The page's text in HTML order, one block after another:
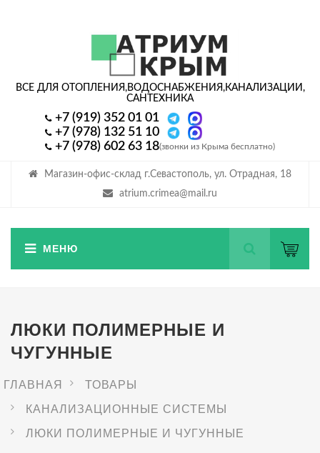
Магазин-офис-склад г.Севастополь, ул. Отрадная, 18
atrium.crimea@mail.ru
ВСЕ ДЛЯ ОТОПЛЕНИЯ,ВОДОСНАБЖЕНИЯ,КАНАЛИЗАЦИИ,
САНТЕХНИКА
+7 (919) 352 01 01
+7 (978) 132 51 10
+7 (978) 602 63 18(звонки из Крыма бесплатно)
ЛЮКИ ПОЛИМЕРНЫЕ И
ЧУГУННЫЕ
ГЛАВНАЯ
ТОВАРЫ
КАНАЛИЗАЦИОННЫЕ СИСТЕМЫ
ЛЮКИ ПОЛИМЕРНЫЕ И ЧУГУННЫЕ